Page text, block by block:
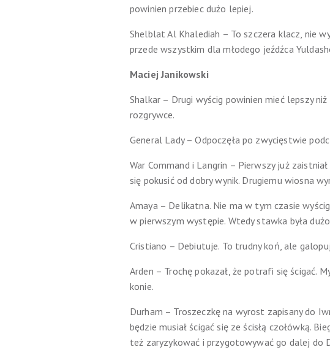
powinien przebiec dużo lepiej.
Shelblat Al Khalediah – To szczera klacz, nie
przede wszystkim dla młodego jeźdźca
Maciej Janikowski
Shalkar – Drugi wyścig powinien mieć lepszy
rozgrywce.
General Lady – Odpoczęła po zwycięstwie
War Command i Langrin – Pierwszy już
się pokusić od dobry wynik. Drugiemu wiosna
Amaya – Delikatna. Nie ma w tym czasie
w pierwszym występie. Wtedy stawka była
Cristiano – Debiutuje. To trudny koń, ale
Arden – Trochę pokazał, że potrafi się ścigać.
konie.
Durham – Troszeczkę na wyrost zapisany do
będzie musiał ścigać się ze ścisłą czołówką.
też zaryzykować i przygotowywać go dalej do